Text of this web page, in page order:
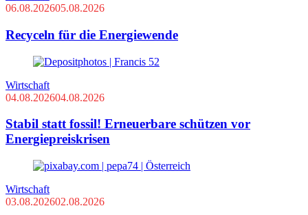
06.08.202605.08.2026
Recyceln für die Energiewende
Wirtschaft
04.08.202604.08.2026
Stabil statt fossil! Erneuerbare schützen vor
Energiepreiskrisen
Wirtschaft
03.08.202602.08.2026